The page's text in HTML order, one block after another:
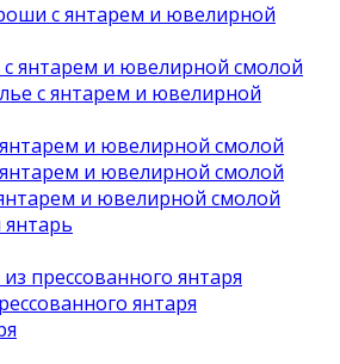
с янтарем и ювелирной
с янтарем и ювелирной смолой
с янтарем и ювелирной
и ювелирной смолой
и ювелирной смолой
и ювелирной смолой
прессованного янтаря
янтаря